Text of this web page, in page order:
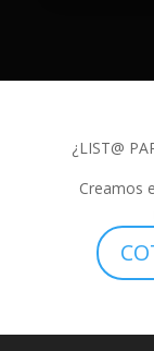
¿LIST@
Creamos